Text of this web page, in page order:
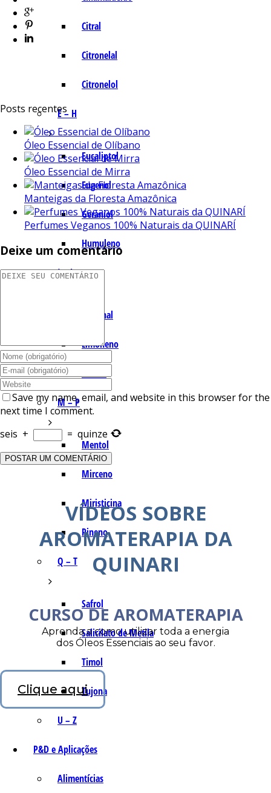
Citral
Citronelal
Citronelol
E – H
Eucaliptol
Eugenol
Geraniol
Humuleno
I – L
Lemonal
Limoneno
Linalol
M – P
Mentol
Mirceno
Miristicina
Pineno
Q – T
Safrol
Salicilato de Metila
Timol
Tujona
U – Z
P&D e Aplicações
Alimentícias
Posts recentes
Óleo Essencial de Olíbano
Óleo Essencial de Mirra
Manteigas da Floresta Amazônica
Perfumes Veganos 100% Naturais da QUINARÍ
Deixe um comentário
Save my name, email, and website in this browser for the
next time I comment.
seis + = quinze
VÍDEOS SOBRE
AROMATERAPIA DA
QUINARI
CURSO DE AROMATERAPIA
Aprenda a como utilizar toda a energia
dos Óleos Essenciais ao seu favor.
Clique aqui